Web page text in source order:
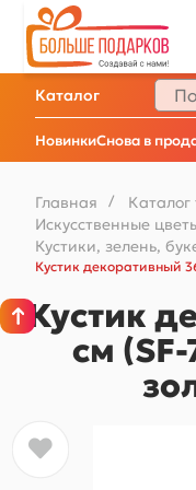
НовинкиСнова в
Каталог
Главная / Каталог
Искусственные
Кустики, зелень,
Кустик декоративный
Кустик
см